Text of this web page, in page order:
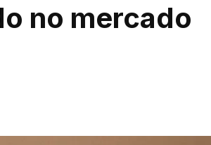
no mercado